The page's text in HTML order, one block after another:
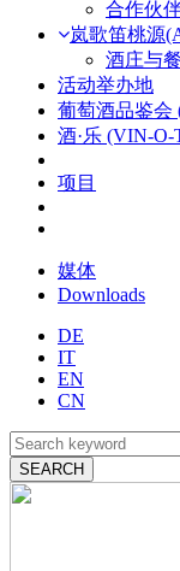
合作伙
岚歌笛桃源
酒庄与
活动举办地
葡萄酒品鉴会
酒·乐 (VIN-O-
项目
媒体
Downloads
DE
IT
EN
CN